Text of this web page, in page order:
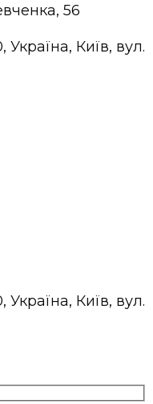
56
Київ, вул.
Київ, вул.